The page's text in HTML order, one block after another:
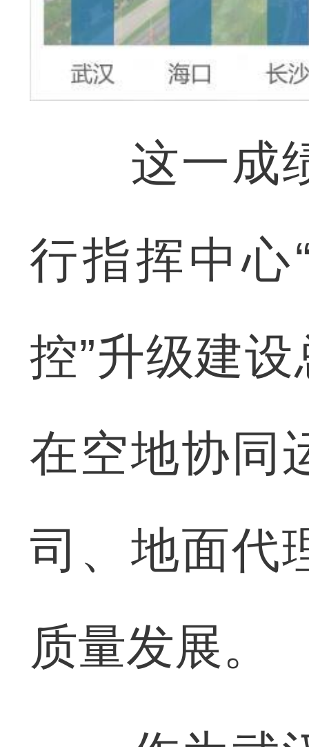
这一成绩
行指挥中心
控”升级建
在空地协同
司、地面代
质量发展。